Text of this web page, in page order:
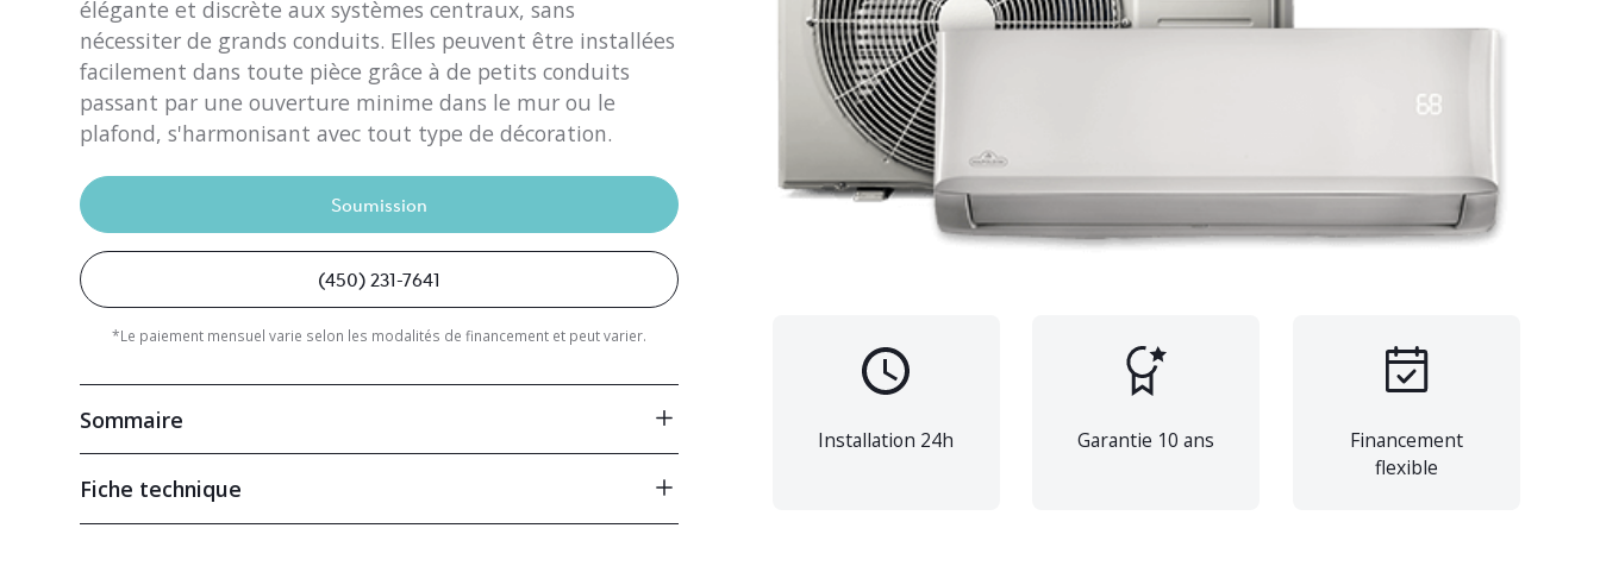
élégante et discrète aux systèmes centraux, sans
nécessiter de grands conduits. Elles peuvent être installées
facilement dans toute pièce grâce à de petits conduits
passant par une ouverture minime dans le mur ou le
plafond, s'harmonisant avec tout type de décoration.
Soumission
(450) 231-7641
*Le paiement mensuel varie selon les modalités de financement et peut varier.
Sommaire
Fiche technique
Installation 24h Garantie 10 ans
Financement
flexible